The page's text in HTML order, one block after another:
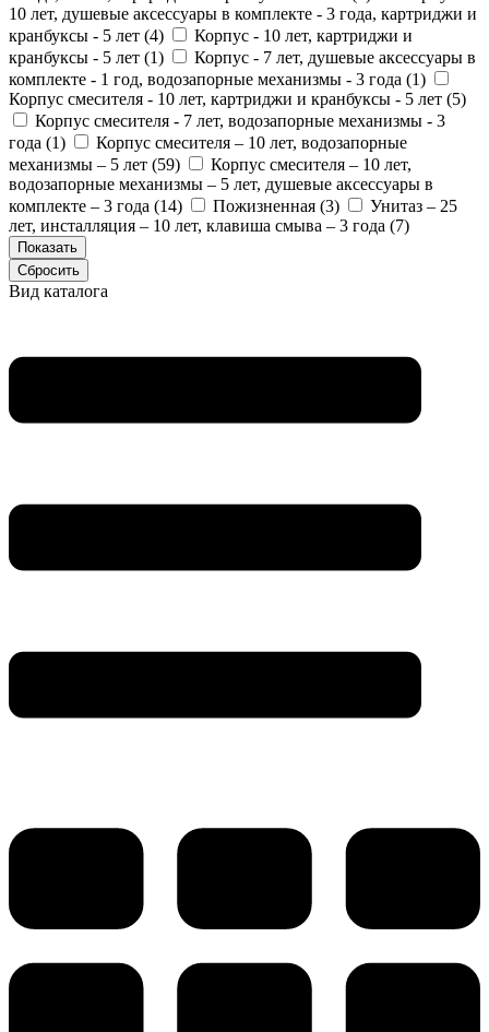
10 лет, душевые аксессуары в комплекте - 3 года, картриджи и
кранбуксы - 5 лет (4)
Корпус - 10 лет, картриджи и
кранбуксы - 5 лет (1)
Корпус - 7 лет, душевые аксессуары в
комплекте - 1 год, водозапорные механизмы - 3 года (1)
Корпус смесителя - 10 лет, картриджи и кранбуксы - 5 лет (5)
Корпус смесителя - 7 лет, водозапорные механизмы - 3
года (1)
Корпус смесителя – 10 лет, водозапорные
механизмы – 5 лет (59)
Корпус смесителя – 10 лет,
водозапорные механизмы – 5 лет, душевые аксессуары в
комплекте – 3 года (14) Пожизненная (3)
Унитаз – 25
лет, инсталляция – 10 лет, клавиша смыва – 3 года (7)
Вид каталога